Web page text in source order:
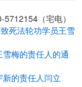
（宅电）
死法轮功学员王雪
梅的责任人的通
的责任人闫立